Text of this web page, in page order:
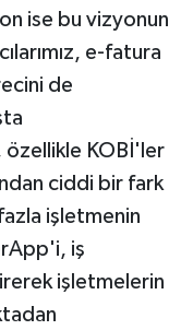
ise bu vizyonun
e-fatura
de
özellikle KOBİ'ler
ciddi bir fark
işletmenin
iş
işletmelerin